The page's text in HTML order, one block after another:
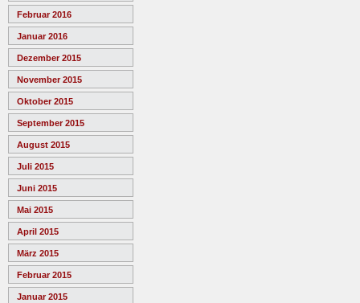
Februar 2016
Januar 2016
Dezember 2015
November 2015
Oktober 2015
September 2015
August 2015
Juli 2015
Juni 2015
Mai 2015
April 2015
März 2015
Februar 2015
Januar 2015